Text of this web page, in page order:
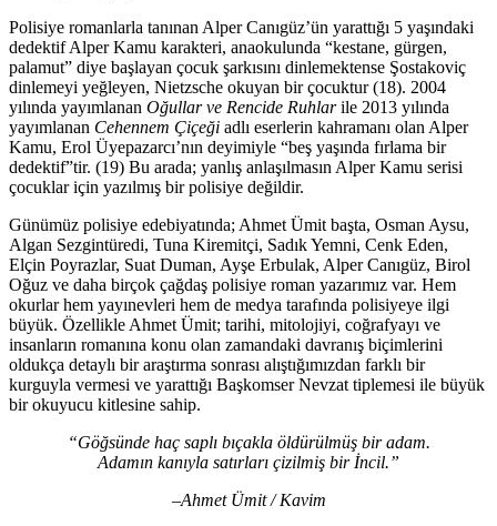
Polisiye romanlarla tanınan Alper Canıgüz’ün yarattığı 5 yaşındaki
dedektif Alper Kamu karakteri, anaokulunda “kestane, gürgen,
palamut” diye başlayan çocuk şarkısını dinlemektense Şostakoviç
dinlemeyi yeğleyen, Nietzsche okuyan bir çocuktur (18). 2004
yılında yayımlanan Oğullar ve Rencide Ruhlarile 2013 yılında
yayımlanan Cehennem Çiçeği adlı eserlerin kahramanı olan Alper
Kamu, Erol Üyepazarcı’nın deyimiyle “beş yaşında fırlama bir
dedektif”tir. (19) Bu arada; yanlış anlaşılmasın Alper Kamu serisi
çocuklar için yazılmış bir polisiye değildir.
Günümüz polisiye edebiyatında; Ahmet Ümit başta, Osman Aysu,
Algan Sezgintüredi, Tuna Kiremitçi, Sadık Yemni, Cenk Eden,
Elçin Poyrazlar, Suat Duman, Ayşe Erbulak, Alper Canıgüz, Birol
Oğuz ve daha birçok çağdaş polisiye roman yazarımız var. Hem
okurlar hem yayınevleri hem de medya tarafında polisiyeye ilgi
büyük. Özellikle Ahmet Ümit; tarihi, mitolojiyi, coğrafyayı ve
insanların romanına konu olan zamandaki davranış biçimlerini
oldukça detaylı bir araştırma sonrası alıştığımızdan farklı bir
kurguyla vermesi ve yarattığı Başkomser Nevzat tiplemesi ile büyük
bir okuyucu kitlesine sahip.
“Göğsünde haç saplı bıçakla öldürülmüş bir adam.
Adamın kanıyla satırları çizilmiş bir İncil.”
–Ahmet Ümit /Kavim